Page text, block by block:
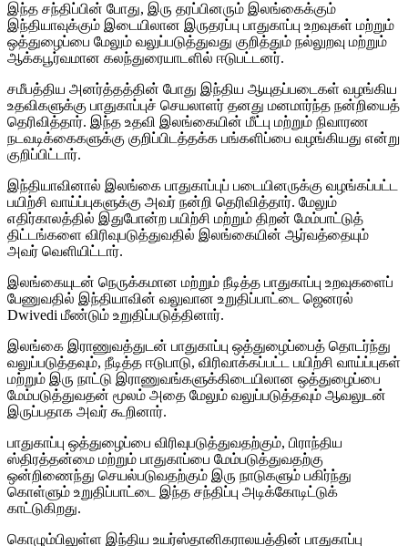
இந்த சந்திப்பின் போது, இரு தரப்பினரும் இலங்கைக்கும்
இந்தியாவுக்கும் இடையிலான இருதரப்பு பாதுகாப்பு உறவுகள் மற்றும்
ஒத்துழைப்பை மேலும் வலுப்படுத்துவது குறித்தும் நல்லுறவு மற்றும்
ஆக்கபூர்வமான கலந்துரையாடளில் ஈடுபட்டனர்.
சமீபத்திய அனர்த்தத்தின் போது இந்திய ஆயுதப்படைகள் வழங்கிய
உதவிகளுக்கு பாதுகாப்புச் செயலாளர் தனது மனமார்ந்த நன்றியைத்
தெரிவித்தார். இந்த உதவி இலங்கையின் மீட்பு மற்றும் நிவாரண
நடவடிக்கைகளுக்கு குறிப்பிடத்தக்க பங்களிப்பை வழங்கியது என்று
குறிப்பிட்டார்.
இந்தியாவினால் இலங்கை பாதுகாப்புப் படையினருக்கு வழங்கப்பட்ட
பயிற்சி வாய்ப்புகளுக்கு அவர் நன்றி தெரிவித்தார். மேலும்
எதிர்காலத்தில் இதுபோன்ற பயிற்சி மற்றும் திறன் மேம்பாட்டுத்
திட்டங்களை விரிவுபடுத்துவதில் இலங்கையின் ஆர்வத்தையும்
அவர் வெளியிட்டார்.
இலங்கையுடன் நெருக்கமான மற்றும் நீடித்த பாதுகாப்பு உறவுகளைப்
பேணுவதில் இந்தியாவின் வலுவான உறுதிப்பாட்டை ஜெனரல்
Dwivedi மீண்டும் உறுதிப்படுத்தினார்.
இலங்கை இராணுவத்துடன் பாதுகாப்பு ஒத்துழைப்பைத் தொடர்ந்து
வலுப்படுத்தவும், நீடித்த ஈடுபாடு, விரிவாக்கப்பட்ட பயிற்சி வாய்ப்புகள்
மற்றும் இரு நாட்டு இராணுவங்களுக்கிடையிலான ஒத்துழைப்பை
மேம்படுத்துவதன் மூலம் அதை மேலும் வலுப்படுத்தவும் ஆவலுடன்
இருப்பதாக அவர் கூறினார்.
பாதுகாப்பு ஒத்துழைப்பை விரிவுபடுத்துவதற்கும், பிராந்திய
ஸ்திரத்தன்மை மற்றும் பாதுகாப்பை மேம்படுத்துவதற்கு
ஒன்றிணைந்து செயல்படுவதற்கும் இரு நாடுகளும் பகிர்ந்து
கொள்ளும் உறுதிப்பாட்டை இந்த சந்திப்பு அடிக்கோடிட்டுக்
காட்டுகிறது.
கொழும்பிலுள்ள இந்திய உயர்ஸ்தானிகராலயத்தின் பாதுகாப்பு